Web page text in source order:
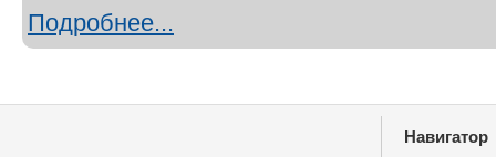
Подробнее...
Навигатор